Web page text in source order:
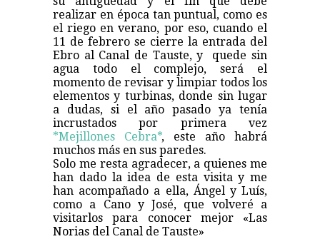
realizar en época tan puntual, como es
el riego en verano, por eso, cuando el
11 de febrero se cierre la entrada del
Ebro al Canal de Tauste, y quede sin
agua todo el complejo, será el
momento de revisar y limpiar todos los
elementos y turbinas, donde sin lugar
a dudas, si el año pasado ya tenía
incrustados por primera vez
*Mejillones Cebra*, este año habrá
muchos más en sus paredes.
Solo me resta agradecer, a quienes me
han dado la idea de esta visita y me
han acompañado a ella, Ángel y Luís,
como a Cano y José, que volveré a
visitarlos para conocer mejor «Las
Norias del Canal de Tauste»